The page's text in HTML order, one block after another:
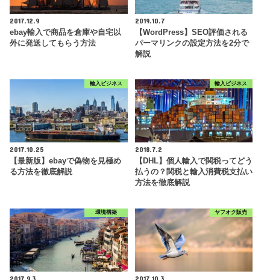
2017.12.9
ebay輸入で商品を倉庫や自宅以
外に発送してもらう方法
2019.10.7
【WordPress】SEO評価される
パーマリンクの設定方法を2分で
解説
輸入ビジネス
2017.10.25
【最新版】ebayで偽物を見極め
る方法を徹底解説
輸入ビジネス
2018.7.2
【DHL】個人輸入で関税ってどう
払うの？関税と輸入消費税支払い
方法を徹底解説
環境構築
2017.9.3
ヤフオク販売
2017.10.3